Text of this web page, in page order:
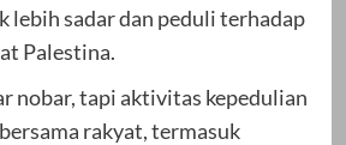
lebih sadar dan peduli terhadap
Palestina.
nobar, tapi aktivitas kepedulian
rakyat, termasuk